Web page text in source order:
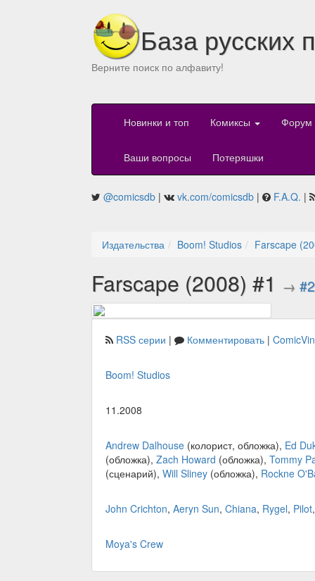
База русских
Верните поиск по алфавиту!
Новинки и топ Комиксы Форум
Ваши вопросы Потеряшки
@comicsdb | vk.com/comicsdb | F.A.Q. |
Издательства Boom! Studios Farscape
Farscape (2008) #1 → #2
RSS серии | Комментировать |
Boom! Studios
11.2008
Andrew Dalhouse (колорист, обложка), Ed
(обложка), Zach Howard (обложка), Tommy
(сценарий), Will Sliney (обложка), Rockne
John Crichton, Aeryn Sun, Chiana, Rygel, Pilot
Moya's Crew